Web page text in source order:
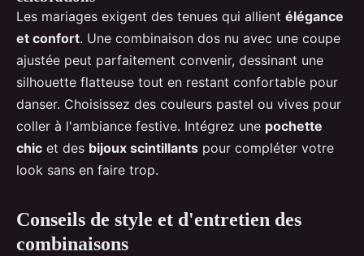
Les mariages exigent des tenues qui allient élégance
et confort. Une combinaison dos nu avec une coupe
ajustée peut parfaitement convenir, dessinant une
silhouette flatteuse tout en restant confortable pour
danser. Choisissez des couleurs pastel ou vives pour
coller à l'ambiance festive. Intégrez une pochette
chic et des bijoux scintillants pour compléter votre
look sans en faire trop.
Conseils de style et d'entretien des
combinaisons